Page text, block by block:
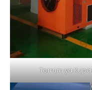
Torrum ya